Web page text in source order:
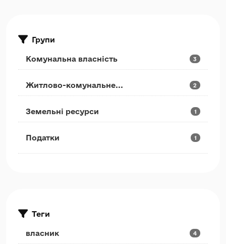
Групи
Комунальна власність 3
Житлово-комунальне... 2
Земельні ресурси 1
Податки 1
Теги
власник 4